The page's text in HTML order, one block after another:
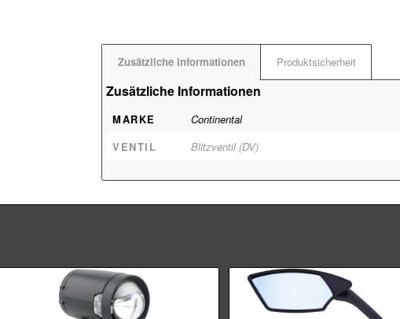
Zusätzliche Informationen Produktsicherheit
Zusätzliche Informationen
MARKE
Continental
VENTIL
Blitzventil (DV)